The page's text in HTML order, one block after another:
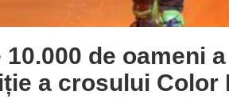
de oameni
a crosului Color